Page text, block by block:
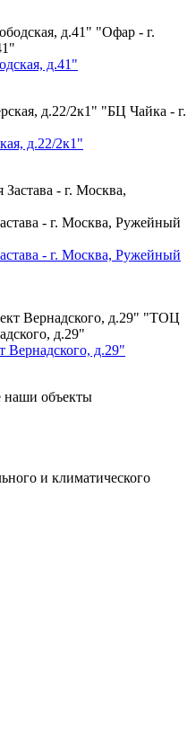
"Офар - г.
д.41"
"БЦ Чайка - г.
д.22/2к1"
- г. Москва, Ружейный
- г. Москва, Ружейный
"ТОЦ
д.29"
д.29"
наши объекты
и климатического